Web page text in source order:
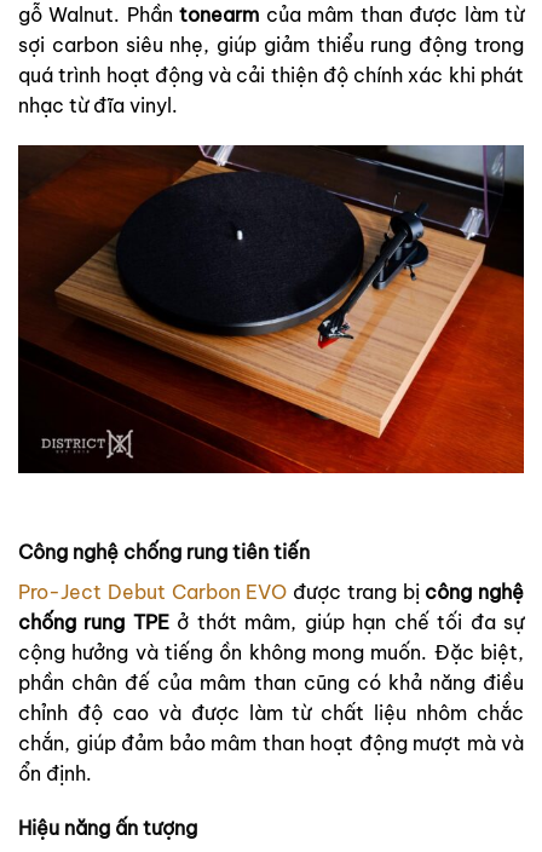
gỗ Walnut. Phầntonearm của mâm than được làm từ
sợi carbon siêu nhẹ, giúp giảm thiểu rung động trong
quá trình hoạt động và cải thiện độ chính xác khi phát
nhạc từ đĩa vinyl.
Công nghệ chống rung tiên tiến
Pro-Ject Debut Carbon EVO được trang bị công nghệ
chống rung TPEở thớt mâm, giúp hạn chế tối đa sự
cộng hưởng và tiếng ồn không mong muốn. Đặc biệt,
phần chân đế của mâm than cũng có khả năng điều
chỉnh độ cao và được làm từ chất liệu nhôm chắc
chắn, giúp đảm bảo mâm than hoạt động mượt mà và
ổn định.
Hiệu năng ấn tượng